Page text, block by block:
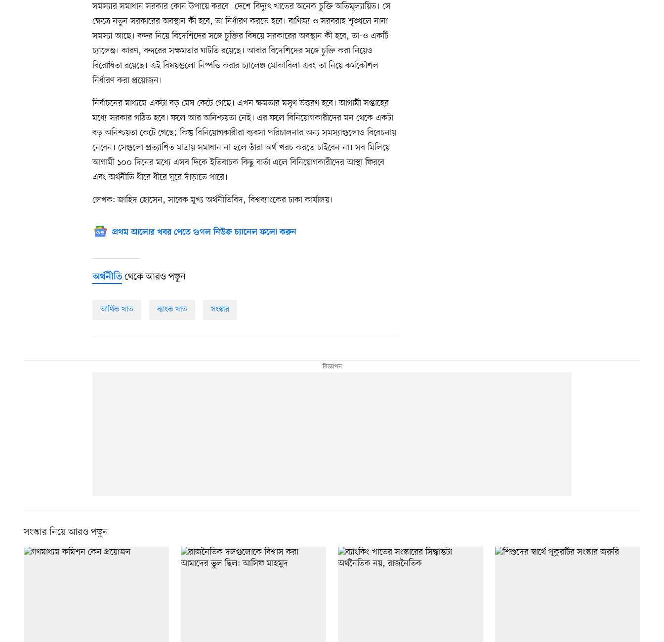
সমস্যার সমাধান সরকার কোন উপায়ে করবে। দেশে বিদ্যুৎ খাতের অনেক চুক্তি অতিমূল্যায়িত। সে
ক্ষেত্রে নতুন সরকারের অবস্থান কী হবে, তা নির্ধারণ করতে হবে। বাণিজ্য ও সরবরাহ শৃঙ্খলে নানা
সমস্যা আছে। বন্দর নিয়ে বিদেশিদের সঙ্গে চুক্তির বিষয়ে সরকারের অবস্থান কী হবে, তা-ও একটি
চ্যালেঞ্জ। কারণ, বন্দরের সক্ষমতার ঘাটতি রয়েছে। আবার বিদেশিদের সঙ্গে চুক্তি করা নিয়েও
বিরোধিতা রয়েছে। এই বিষয়গুলো নিষ্পত্তি করার চ্যালেঞ্জ মোকাবিলা এবং তা নিয়ে কর্মকৌশল
নির্ধারণ করা প্রয়োজন।
নির্বাচনের মাধ্যমে একটা বড় মেঘ কেটে গেছে। এখন ক্ষমতার মসৃণ উত্তরণ হবে। আগামী সপ্তাহের
মধ্যে সরকার গঠিত হবে। ফলে আর অনিশ্চয়তা নেই। এর ফলে বিনিয়োগকারীদের মন থেকে একটা
বড় অনিশ্চয়তা কেটে গেছে; কিন্তু বিনিয়োগকারীরা ব্যবসা পরিচালনার অন্য সমস্যাগুলোও বিবেচনায়
নেবেন। সেগুলো প্রত্যাশিত মাত্রায় সমাধান না হলে তাঁরা অর্থ খরচ করতে চাইবেন না। সব মিলিয়ে
আগামী ১০০ দিনের মধ্যে এসব দিকে ইতিবাচক কিছু বার্তা এলে বিনিয়োগকারীদের আস্থা ফিরবে
এবং অর্থনীতি ধীরে ধীরে ঘুরে দাঁড়াতে পারে।
লেখক: জাহিদ হোসেন, সাবেক মুখ্য অর্থনীতিবিদ, বিশ্বব্যাংকের ঢাকা কার্যালয়।
প্রথম আলোর খবর পেতে গুগল নিউজ চ্যানেল ফলো করুন
অর্থনীতি থেকে আরও পড়ুন
আর্থিক খাত ব্যাংক খাত সংস্কার
সংস্কার নিয়ে আরও পড়ুন